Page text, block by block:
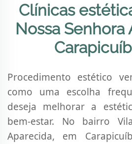
Clínicas
Nossa Senhora
Procedimento estético
como uma escolha
deseja melhorar a
bem-estar. No bairro
Aparecida, em